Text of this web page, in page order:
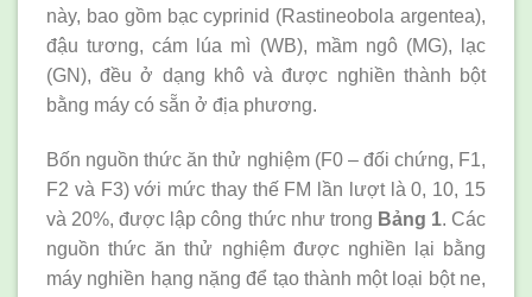
này, bao gồm bạc cyprinid (Rastineobola argentea),
đậu tương, cám lúa mì (WB), mầm ngô (MG), lạc
(GN), đều ở dạng khô và được nghiền thành bột
bằng máy có sẵn ở địa phương.
Bốn nguồn thức ăn thử nghiệm (F0 – đối chứng, F1,
F2 và F3) với mức thay thế FM lần lượt là 0, 10, 15
và 20%, được lập công thức như trong Bảng 1. Các
nguồn thức ăn thử nghiệm được nghiền lại bằng
máy nghiền hạng nặng để tạo thành một loại bột ne,